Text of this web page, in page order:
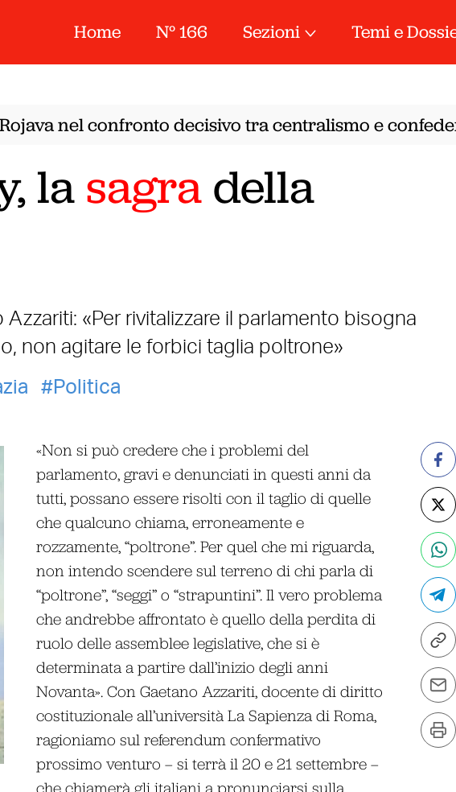
Home N° 166 Sezioni Temi e
nel confronto decisivo tra centralismo e
lasagradella
Azzariti: «Per rivitalizzare il parlamento bisogna
non agitare le forbici taglia poltrone»
Politica
«Non si può credere che i problemi del
parlamento, gravi e denunciati in questi anni da
tutti, possano essere risolti con il taglio di quelle
che qualcuno chiama, erroneamente e
rozzamente, “poltrone”. Per quel che mi riguarda,
non intendo scendere sul terreno di chi parla di
“poltrone”, “seggi” o “strapuntini”. Il vero problema
che andrebbe affrontato è quello della perdita di
ruolo delle assemblee legislative, che si è
determinata a partire dall’inizio degli anni
Novanta». Con Gaetano Azzariti, docente di diritto
costituzionale all’università La Sapienza di Roma,
ragioniamo sul referendum confermativo
prossimo venturo – si terrà il 20 e 21 settembre –
che chiamerà gli italiani a pronunciarsi sulla